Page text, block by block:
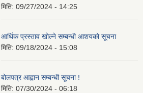
मिति: 09/27/2024 - 14:25
आर्थिक प्रस्ताव खोल्ने सम्बन्धी आशयको सूचना
मिति: 09/18/2024 - 15:08
बोलपत्र आह्वान सम्बन्धी सूचना !
मिति: 07/30/2024 - 06:18